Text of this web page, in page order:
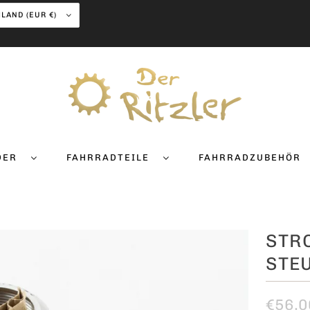
DEUTSCHLAND (EUR €)
FAHRRADTEILE FAHRRADZUBEHÖR